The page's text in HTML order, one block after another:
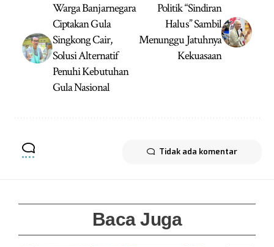
Warga Banjarnegara
Ciptakan Gula
Singkong Cair,
Solusi Alternatif
Penuhi Kebutuhan
Gula Nasional
Politik “Sindiran
Halus” Sambil
Menunggu Jatuhnya
Kekuasaan
Tidak ada komentar
Baca Juga